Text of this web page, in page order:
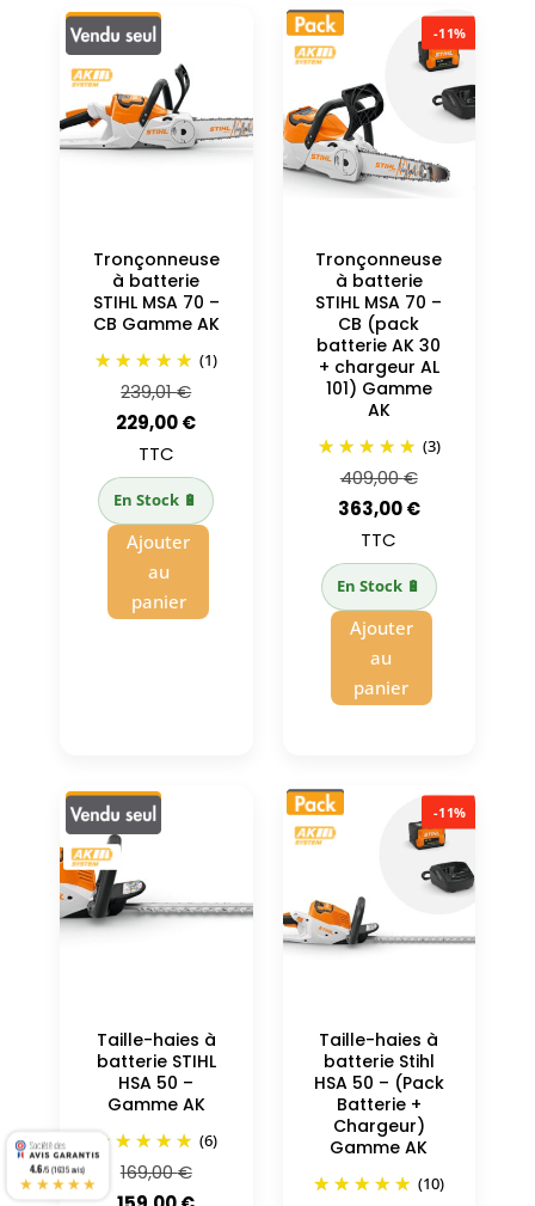
Tronçonneuse
à batterie
STIHL MSA 70 –
CB Gamme AK
(1)
239,01€Le
prix
était :
239,01 €.
229,00€Le
actuel
est :
TTC
En Stock 🔋
Ajouter
au
panier
-11%
Tronçonneuse
à batterie
STIHL MSA 70 –
CB (pack
batterie AK 30
+ chargeur AL
101) Gamme
AK
(3)
409,00€Le
prix
était :
409,00 €.
363,00€Le
actuel
est :
TTC
En Stock 🔋
Ajouter
au
panier
Taille-haies à
batterie STIHL
HSA 50 –
Gamme AK
(6)
169,00€Le
-11%
Taille-haies à
batterie Stihl
HSA 50 – (Pack
Batterie +
Chargeur)
Gamme AK
(10)
4.6/5 (1635 avis)
★★★★★